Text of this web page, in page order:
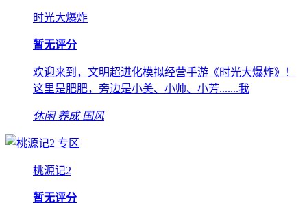
时光大爆炸
暂无评分
欢迎来到，文明超进化模拟经营手游《时光大爆炸》！
这里是肥肥，旁边是小美、小帅、小芳.......我
休闲 养成 国风
专区
桃源记2
暂无评分